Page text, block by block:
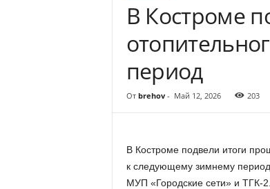
В Костроме
период
От brehov- Май 12, 2026 203
В Костроме подвели итоги
к следующему зимнему
МУП «Городские сети» и ТГК-2.